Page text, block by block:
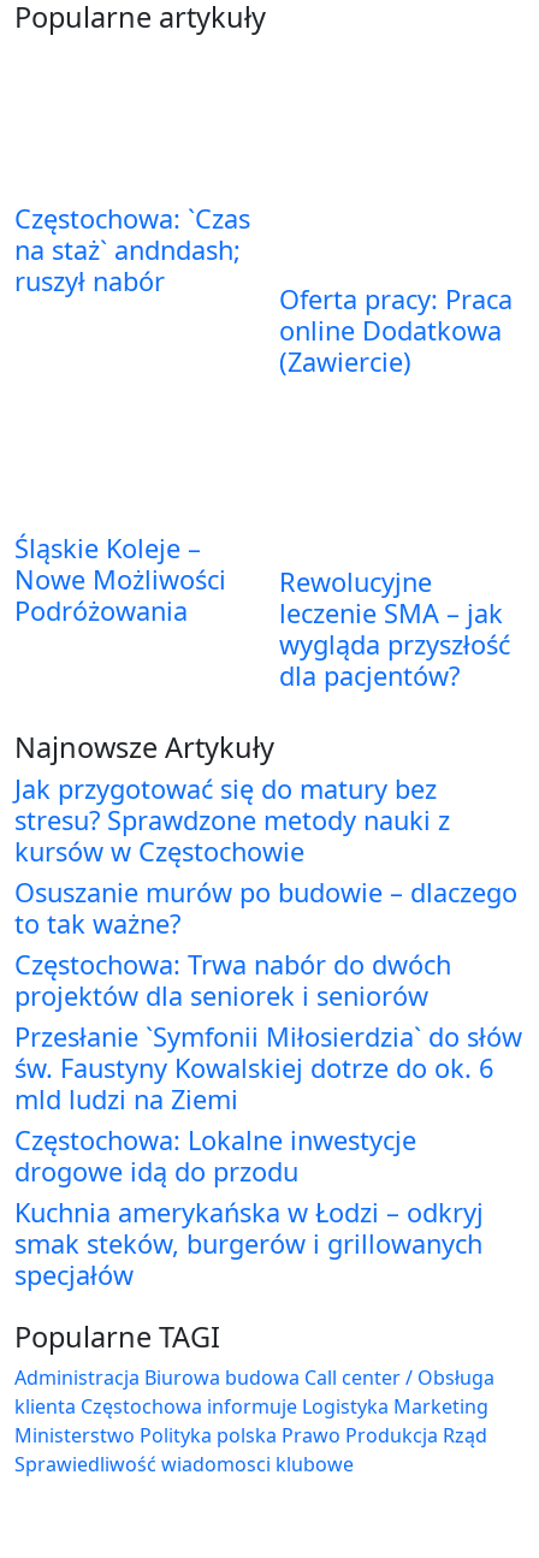
Popularne artykuły
Częstochowa: `Czas
na staż` andndash;
ruszył nabór
Oferta pracy: Praca
online Dodatkowa
(Zawiercie)
Śląskie Koleje –
Nowe Możliwości
Podróżowania
Rewolucyjne
leczenie SMA – jak
wygląda przyszłość
dla pacjentów?
Najnowsze Artykuły
Jak przygotować się do matury bez
stresu? Sprawdzone metody nauki z
kursów w Częstochowie
Osuszanie murów po budowie – dlaczego
to tak ważne?
Częstochowa: Trwa nabór do dwóch
projektów dla seniorek i seniorów
Przesłanie `Symfonii Miłosierdzia` do słów
św. Faustyny Kowalskiej dotrze do ok. 6
mld ludzi na Ziemi
Częstochowa: Lokalne inwestycje
drogowe idą do przodu
Kuchnia amerykańska w Łodzi – odkryj
smak steków, burgerów i grillowanych
specjałów
Popularne TAGI
Administracja Biurowa budowa Call center / Obsługa
klienta Częstochowa informuje Logistyka Marketing
Ministerstwo Polityka polska Prawo Produkcja Rząd
Sprawiedliwość wiadomosci klubowe